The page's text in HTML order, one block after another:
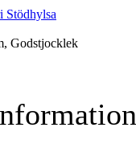
Stödhylsa
Godstjocklek